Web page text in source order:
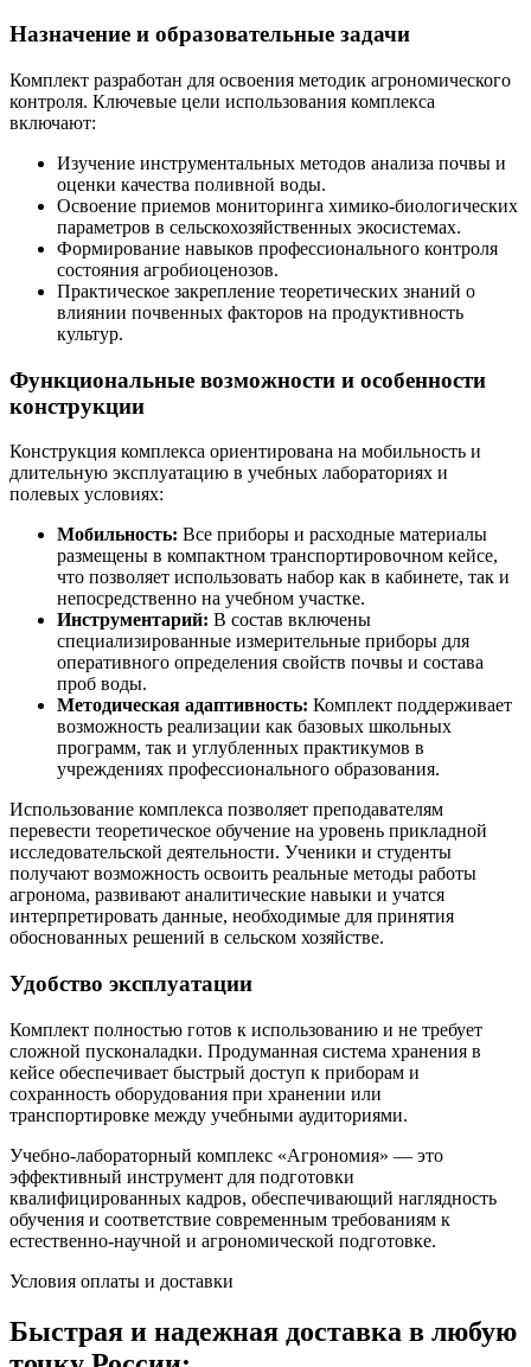
Назначение и образовательные задачи
Комплект разработан для освоения методик агрономического
контроля. Ключевые цели использования комплекса
включают:
Изучение инструментальных методов анализа почвы и
оценки качества поливной воды.
Освоение приемов мониторинга химико-биологических
параметров в сельскохозяйственных экосистемах.
Формирование навыков профессионального контроля
состояния агробиоценозов.
Практическое закрепление теоретических знаний о
влиянии почвенных факторов на продуктивность
культур.
Функциональные возможности и особенности
конструкции
Конструкция комплекса ориентирована на мобильность и
длительную эксплуатацию в учебных лабораториях и
полевых условиях:
Мобильность: Все приборы и расходные материалы
размещены в компактном транспортировочном кейсе,
что позволяет использовать набор как в кабинете, так и
непосредственно на учебном участке.
Инструментарий: В состав включены
специализированные измерительные приборы для
оперативного определения свойств почвы и состава
проб воды.
Методическая адаптивность: Комплект поддерживает
возможность реализации как базовых школьных
программ, так и углубленных практикумов в
учреждениях профессионального образования.
Использование комплекса позволяет преподавателям
перевести теоретическое обучение на уровень прикладной
исследовательской деятельности. Ученики и студенты
получают возможность освоить реальные методы работы
агронома, развивают аналитические навыки и учатся
интерпретировать данные, необходимые для принятия
обоснованных решений в сельском хозяйстве.
Удобство эксплуатации
Комплект полностью готов к использованию и не требует
сложной пусконаладки. Продуманная система хранения в
кейсе обеспечивает быстрый доступ к приборам и
сохранность оборудования при хранении или
транспортировке между учебными аудиториями.
Учебно-лабораторный комплекс «Агрономия» — это
эффективный инструмент для подготовки
квалифицированных кадров, обеспечивающий наглядность
обучения и соответствие современным требованиям к
естественно-научной и агрономической подготовке.
Условия оплаты и доставки
Быстрая и надежная доставка в любую